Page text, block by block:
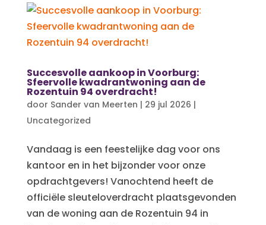
Succesvolle aankoop in Voorburg:
Sfeervolle kwadrantwoning aan de
Rozentuin 94 overdracht!
door Sander van Meerten | 29 jul 2026 |
Uncategorized
Vandaag is een feestelijke dag voor ons
kantoor en in het bijzonder voor onze
opdrachtgevers! Vanochtend heeft de
officiële sleuteloverdracht plaatsgevonden
van de woning aan de Rozentuin 94 in